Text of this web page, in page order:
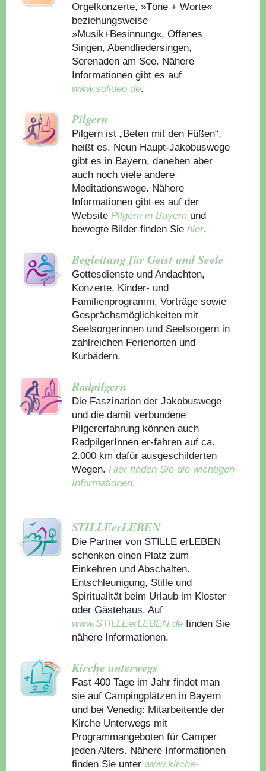
Orgelkonzerte, »Töne + Worte«
beziehungsweise
»Musik+Besinnung«, Offenes
Singen, Abendliedersingen,
Serenaden am See. Nähere
Informationen gibt es auf
www.solideo.de.
Pilgern
Pilgern ist „Beten mit den Füßen“,
heißt es. Neun Haupt-Jakobuswege
gibt es in Bayern, daneben aber
auch noch viele andere
Meditationswege. Nähere
Informationen gibt es auf der
WebsitePilgern in Bayern und
bewegte Bilder finden Sie hier.
Begleitung für Geist und Seele
Gottesdienste und Andachten,
Konzerte, Kinder- und
Familienprogramm, Vorträge sowie
Gesprächsmöglichkeiten mit
Seelsorgerinnen und Seelsorgern in
zahlreichen Ferienorten und
Kurbädern.
Radpilgern
Die Faszination der Jakobuswege
und die damit verbundene
Pilgererfahrung können auch
RadpilgerInnen er-fahren auf ca.
2.000 km dafür ausgeschilderten
Wegen.Hier finden Sie die wichtigen
Informationen.
STILLEerLEBEN
Die Partner von STILLE erLEBEN
schenken einen Platz zum
Einkehren und Abschalten.
Entschleunigung, Stille und
Spiritualität beim Urlaub im Kloster
oder Gästehaus. Auf
www.STILLEerLEBEN.de finden Sie
nähere Informationen.
Kirche unterwegs
Fast 400 Tage im Jahr findet man
sie auf Campingplätzen in Bayern
und bei Venedig: Mitarbeitende der
Kirche Unterwegs mit
Programmangeboten für Camper
jeden Alters. Nähere Informationen
finden Sie unter www.kirche-